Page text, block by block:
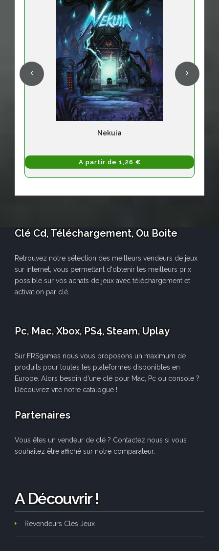
Nekuia
A partir de 1,26 €
Clé Cd, Téléchargement, Ou Boite
Retrouvez notre sélection des meilleurs vendeurs de jeux
sur internet, vous permettant d'obtenir les meilleurs prix
possible sur vos achats de jeux avec téléchargement et
activation par clé.
Pc, Mac, Xbox, PS4, Steam, Uplay
Sur FRSgames nous vous proposons un maximum de
produits pour toutes les plateformes disponibles en
Europe. Alors besoin d'une clé pour Mac, Pc ou console ?
Découvrez vite notre catalogue !
Partenaires
Vous êtes un vendeur de clé ? Contactez nous si vous
souhaitez être affiché sur notre comparateur.
A Découvrir !
Revendeurs Clés Jeux